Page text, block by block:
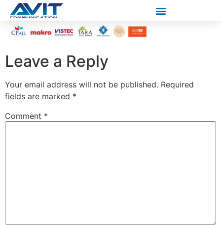
Leave a Reply
Your email address will not be published. Required
fields are marked *
Comment *